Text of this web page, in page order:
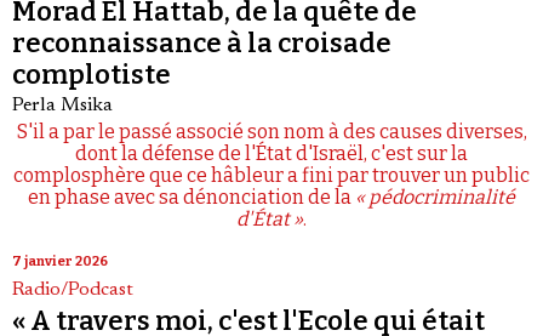
Morad El Hattab, de la quête de
reconnaissance à la croisade
complotiste
Perla Msika
S'il a par le passé associé son nom à des causes diverses,
dont la défense de l'État d'Israël, c'est sur la
complosphère que ce hâbleur a fini par trouver un public
en phase avec sa dénonciation de la « pédocriminalité
d'État ».
7 janvier 2026
Radio/Podcast
« A travers moi, c'est l'Ecole qui était